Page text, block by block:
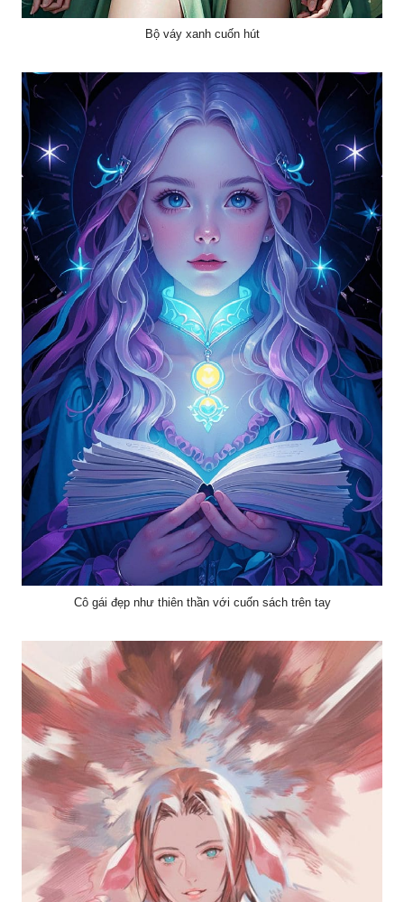
Bộ váy xanh cuốn hút
Cô gái đẹp như thiên thần với cuốn sách trên tay